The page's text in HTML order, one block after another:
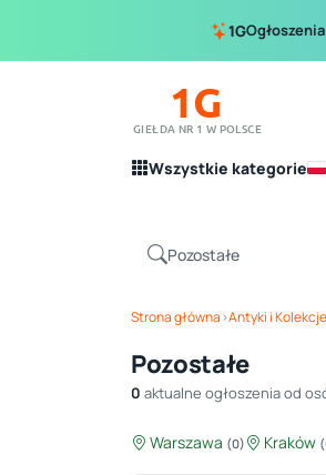
1G
1G
GIEŁDA NR 1 W POLSCE
Wszystkie kategorie
Strona główna›Antyki i Kolekcje
Pozostałe
0 aktualne ogłoszenia od
Warszawa (0) Kraków